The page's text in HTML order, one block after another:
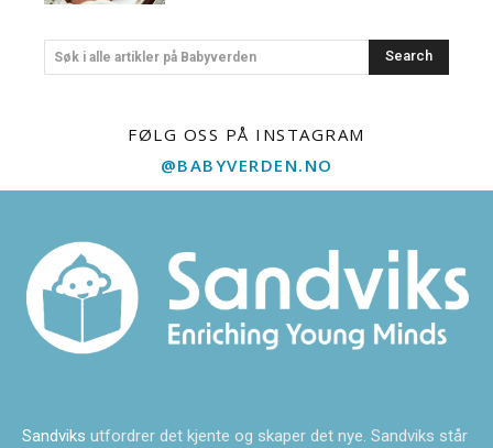
Søk i alle artikler på Babyverden Search
FØLG OSS PÅ INSTAGRAM
@BABYVERDEN.NO
Sandviks utfordrer det kjente og skaper det nye. Sandviks står